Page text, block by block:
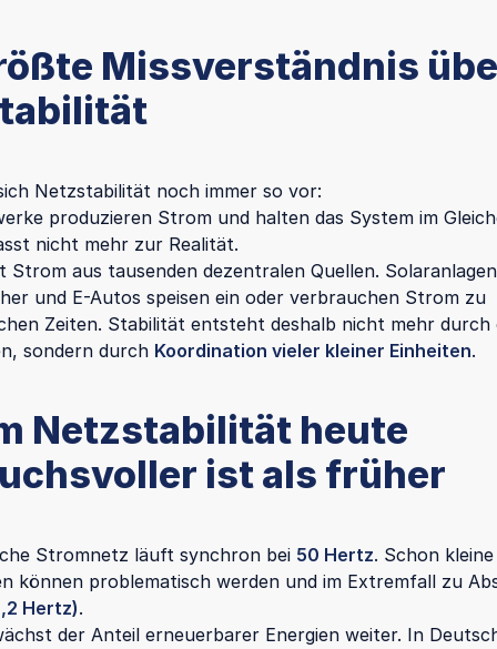
Missverständnis
Netzstabilität noch immer so vor:
produzieren Strom und halten das System im
nicht mehr zur Realität.
Strom aus tausenden dezentralen Quellen.
und E-Autos speisen ein oder verbrauchen Strom zu
Zeiten. Stabilität entsteht deshalb nicht mehr durch
sondern durch Koordination vieler kleiner Einheiten.
Netzstabilität heute
ist als früher
Stromnetz läuft synchron bei 50 Hertz. Schon kleine
können problematisch werden und im Extremfall zu
Hertz).
der Anteil erneuerbarer Energien weiter. In